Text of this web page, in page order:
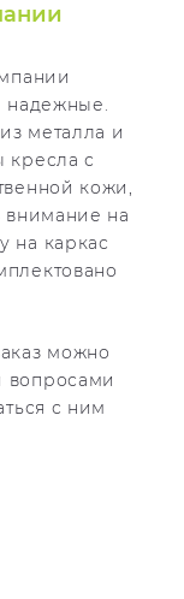
надежные.
металла и
кресла с
кожи,
внимание на
на каркас
можно
вопросами
с ним